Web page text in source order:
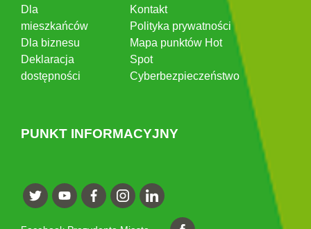
Dla
mieszkańców
Dla biznesu
Deklaracja
dostępności
Kontakt
Polityka prywatności
Mapa punktów Hot
Spot
Cyberbezpieczeństwo
PUNKT INFORMACYJNY